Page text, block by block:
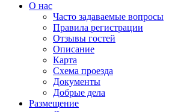
О нас
Часто задаваемые вопросы
Правила регистрации
Отзывы гостей
Описание
Карта
Схема проезда
Документы
Добрые дела
Размещение